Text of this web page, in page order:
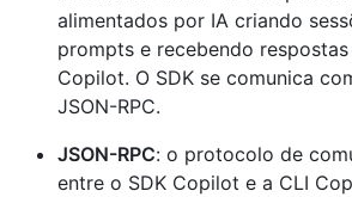
alimentados por IA criando
prompts e recebendo
Copilot. O SDK se comunica
JSON-RPC.
JSON-RPC: o protocolo de
entre o SDK Copilot e a CLI